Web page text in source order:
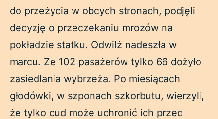
do przeżycia w obcych stronach, podjęli
decyzję o przeczekaniu mrozów na
pokładzie statku. Odwilż nadeszła w
marcu. Ze 102 pasażerów tylko 66 dożyło
zasiedlania wybrzeża. Po miesiącach
głodówki, w szponach szkorbutu, wierzyli,
że tylko cud może uchronić ich przed